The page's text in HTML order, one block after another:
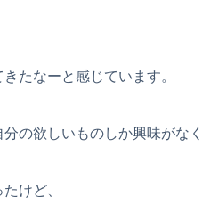
たなーと感じています。
の欲しいものしか興味がなく
けど、